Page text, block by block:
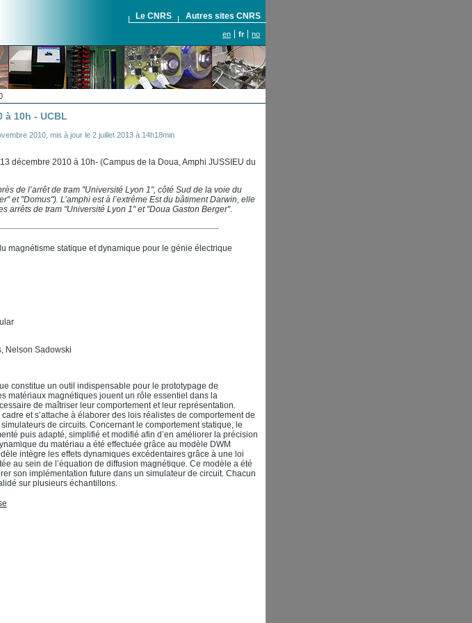
Le CNRS Autres sites CNRS
en fr no
à 10h - UCBL
2010 mis à jour le 2 juillet 2013 à 14h18min
décembre 2010 à 10h- (Campus de la Doua, Amphi JUSSIEU du
de l’arrêt de tram "Université Lyon 1", côté Sud de la voie du
et "Domus"). L’amphi est à l’extrême Est du bâtiment Darwin, elle
arrêts de tram "Université Lyon 1" et "Doua Gaston Berger".
magnétisme statique et dynamique pour le génie électrique
Nelson Sadowski
constitue un outil indispensable pour le prototypage de
matériaux magnétiques jouent un rôle essentiel dans la
de maîtriser leur comportement et leur représentation.
cadre et s’attache à élaborer des lois réalistes de comportement de
de circuits. Concernant le comportement statique, le
puis adapté, simplifié et modifié afin d’en améliorer la précision
du matériau a été effectuée grâce au modèle DWM
intègre les effets dynamiques excédentaires grâce à une loi
au sein de l’équation de diffusion magnétique. Ce modèle a été
son implémentation future dans un simulateur de circuit. Chacun
sur plusieurs échantillons.